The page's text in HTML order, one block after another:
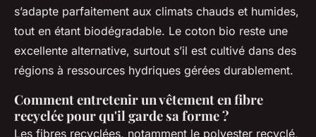
s’adapte parfaitement aux climats chauds et humides,
tout en étant biodégradable. Le coton bio reste une
excellente alternative, surtout s’il est cultivé dans des
régions à ressources hydriques gérées durablement.
Comment entretenir un vêtement en fibre
recyclée pour qu'il garde sa forme ?
Les fibres recyclées, notamment le polyester recyclé,